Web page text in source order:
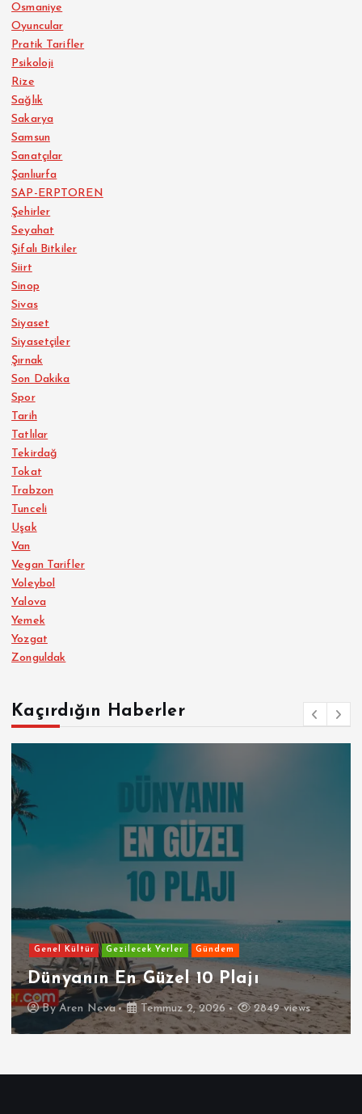
Osmaniye
Oyuncular
Pratik Tarifler
Psikoloji
Rize
Sağlık
Sakarya
Samsun
Sanatçılar
Şanlıurfa
SAP-ERPTOREN
Şehirler
Seyahat
Şifalı Bitkiler
Siirt
Sinop
Sivas
Siyaset
Siyasetçiler
Şırnak
Son Dakika
Spor
Tarih
Tatlılar
Tekirdağ
Tokat
Trabzon
Tunceli
Uşak
Van
Vegan Tarifler
Voleybol
Yalova
Yemek
Yozgat
Zonguldak
Kaçırdığın Haberler
Genel Kültür Gezilecek Yerler Gündem
Dünyanın En Güzel 10 Plajı
ByAren Neva Temmuz 2, 2026 2849 views